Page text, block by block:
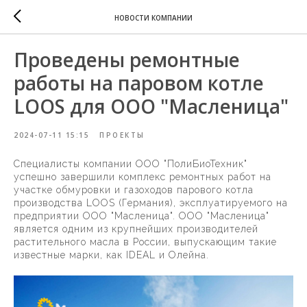
НОВОСТИ КОМПАНИИ
Проведены ремонтные
работы на паровом котле
LOOS для ООО "Масленица"
2024-07-11 15:15 ПРОЕКТЫ
Специалисты компании ООО "ПолиБиоТехник"
успешно завершили комплекс ремонтных работ на
участке обмуровки и газоходов парового котла
производства LOOS (Германия), эксплуатируемого на
предприятии ООО "Масленица". ООО "Масленица"
является одним из крупнейших производителей
растительного масла в России, выпускающим такие
известные марки, как IDEAL и Олейна.